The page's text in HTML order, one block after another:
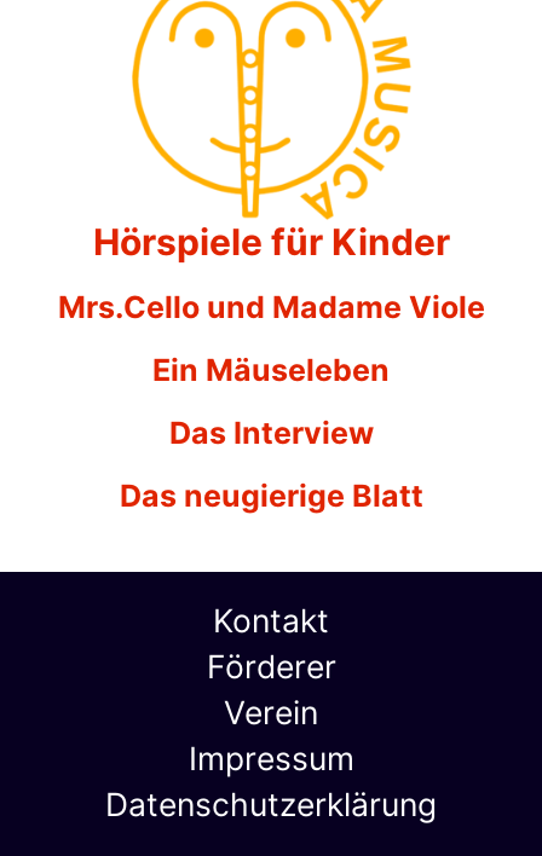
Hörspiele für Kinder
Mrs.Cello und Madame Viole
Ein Mäuseleben
Das Interview
Das neugierige Blatt
Kontakt
Förderer
Verein
Impressum
Datenschutzerklärung